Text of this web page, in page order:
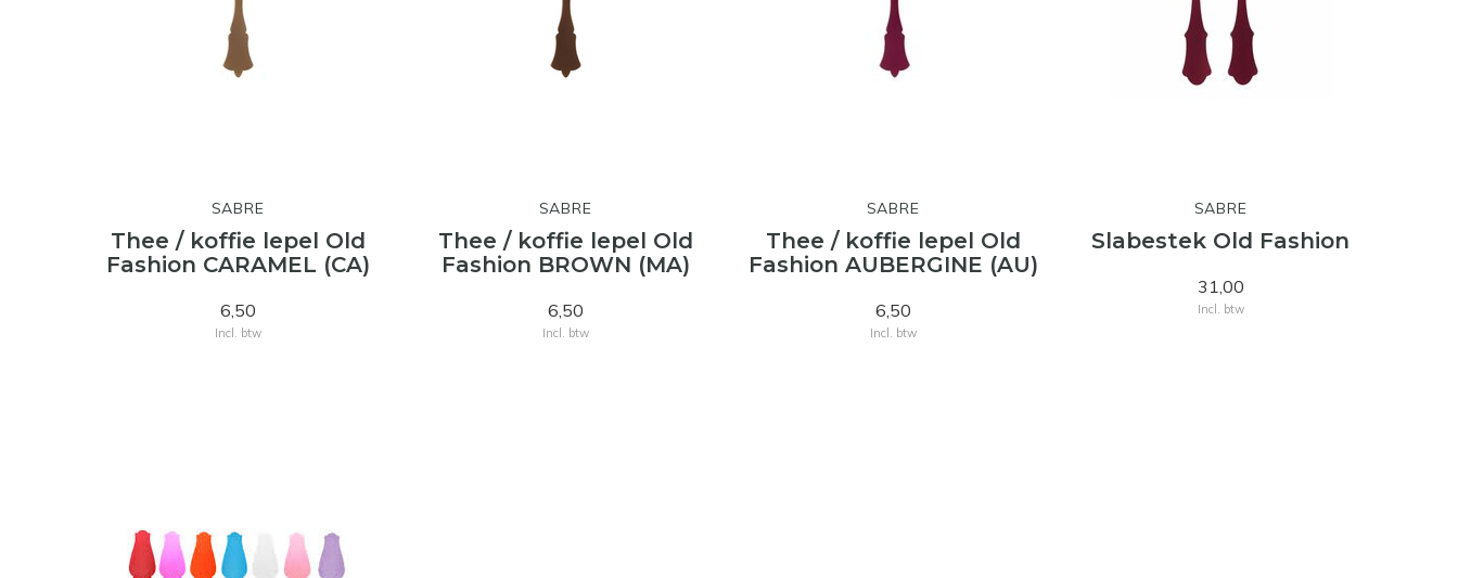
SABRE
Thee / koffie lepel Old
Fashion CARAMEL (CA)
6,50
Incl. btw
SABRE
Thee / koffie lepel Old
Fashion BROWN (MA)
6,50
Incl. btw
SABRE
Thee / koffie lepel Old
Fashion AUBERGINE (AU)
6,50
Incl. btw
SABRE
Slabestek Old Fashion
31,00
Incl. btw